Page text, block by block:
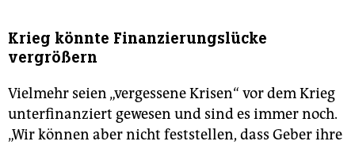
Krieg könnte Finanzierungslücke
vergrößern
Vielmehr seien „vergessene Krisen“ vor dem Krieg
unterfinanziert gewesen und sind es immer noch.
„Wir können aber nicht feststellen, dass Geber ihre